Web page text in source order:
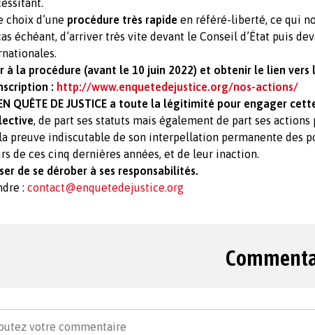
choix d’une procédure très rapide en référé-liberté, ce qui
échéant, d’arriver très vite devant le Conseil d’État puis
à la procédure (avant le 10 juin 2022) et obtenir le lien vers
: http://www.enquetedejustice.org/nos-actions/
QUÊTE DE JUSTICE a toute la légitimité pour engager
, de part ses statuts mais également de part ses actions
preuve indiscutable de son interpellation permanente des
de ces cinq dernières années, et de leur inaction.
de se dérober à ses responsabilités.
: contact@enquetedejustice.org